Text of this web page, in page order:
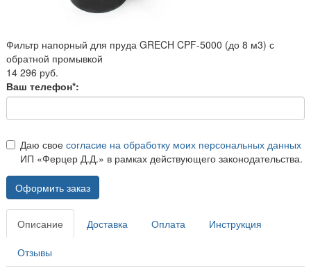
Фильтр напорный для пруда GRECH CPF-5000 (до 8 м3) с
обратной промывкой
14 296 руб.
Ваш телефон*:
Даю свое согласие на обработку моих персональных данных
ИП «Ферцер Д.Д.» в рамках действующего законодательства.
Оформить заказ
Описание Доставка Оплата Инструкция
Отзывы